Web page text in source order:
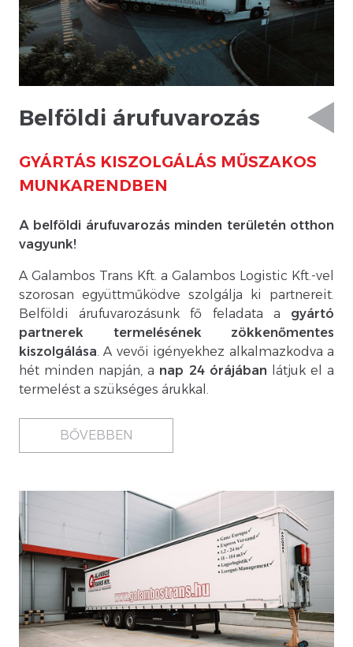
Belföldi árufuvarozás
GYÁRTÁS KISZOLGÁLÁS MŰSZAKOS
MUNKARENDBEN
A belföldi árufuvarozás minden területén otthon
vagyunk!
A Galambos Trans Kft. a Galambos Logistic Kft.-vel
szorosan együttműködve szolgálja ki partnereit.
Belföldi árufuvarozásunk fő feladata a gyártó
partnerek termelésének zökkenőmentes
kiszolgálása . A vevői igényekhez alkalmazkodva a
hét minden napján, a nap 24 órájában látjuk el a
termelést a szükséges árukkal.
BŐVEBBEN